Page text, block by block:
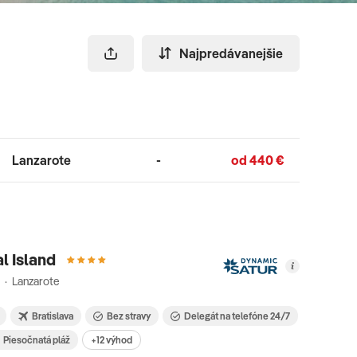
Najpredávanejšie
Lanzarote - od 440 €
Island
Lanzarote
Bratislava Bez stravy
Delegát na telefóne 24/7
Piesočnatá pláž +12 výhod